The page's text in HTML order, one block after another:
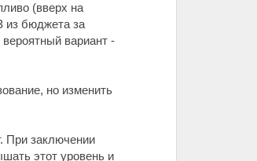
(вверх на
из бюджета за
вариант -
но изменить
При заключении
этот уровень и